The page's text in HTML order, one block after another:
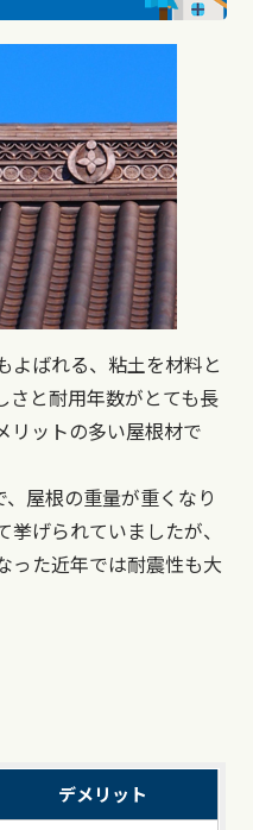
よばれる、粘土を材料と
さと耐用年数がとても長
リットの多い屋根材で
屋根の重量が重くなり
げられていましたが、
った近年では耐震性も大
デメリット